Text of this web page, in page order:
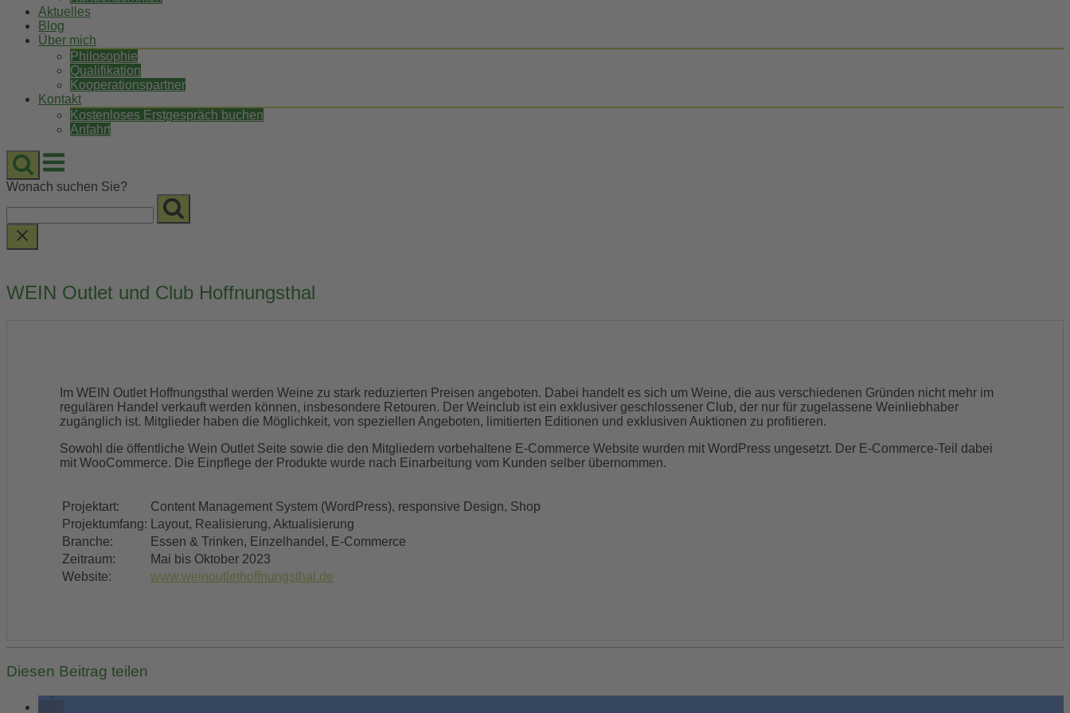
Aktuelles
Blog
Über mich
Philosophie
Qualifikation
Kooperationspartner
Kontakt
Kostenloses Erstgespräch buchen
Anfahrt
Menu
Wonach suchen Sie?
WEIN Outlet und Club Hoffnungsthal
Im WEIN Outlet Hoffnungsthal werden Weine zu stark reduzierten Preisen angeboten. Dabei handelt es sich um Weine, die aus verschiedenen Gründen nicht mehr im
regulären Handel verkauft werden können, insbesondere Retouren. Der Weinclub ist ein exklusiver geschlossener Club, der nur für zugelassene Weinliebhaber
zugänglich ist. Mitglieder haben die Möglichkeit, von speziellen Angeboten, limitierten Editionen und exklusiven Auktionen zu profitieren.
Sowohl die öffentliche Wein Outlet Seite sowie die den Mitgliedern vorbehaltene E-Commerce Website wurden mit WordPress ungesetzt. Der E-Commerce-Teil dabei
mit WooCommerce. Die Einpflege der Produkte wurde nach Einarbeitung vom Kunden selber übernommen.
Projektart:
Content Management System (WordPress), responsive Design, Shop
Projektumfang:
Layout, Realisierung, Aktualisierung
Branche:
Essen & Trinken, Einzelhandel, E-Commerce
Zeitraum:
Mai bis Oktober 2023
Website:
www.weinoutlethoffnungsthal.de
Diesen Beitrag teilen